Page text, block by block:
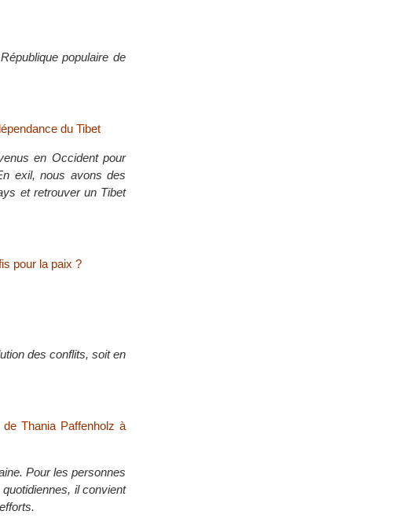
populaire de
du Tibet
en Occident pour
exil, nous avons des
et retrouver un Tibet
pour la paix ?
des conflits, soit en
Thania Paffenholz à
Pour les personnes
il convient